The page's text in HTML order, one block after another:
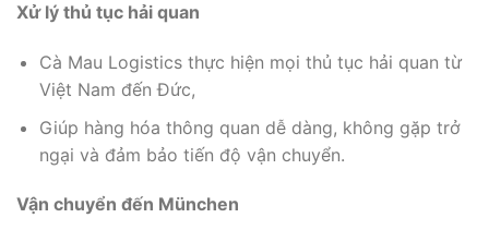
Xử lý thủ tục hải quan
Cà Mau Logistics thực hiện mọi thủ tục hải quan từ
Việt Nam đến Đức,
Giúp hàng hóa thông quan dễ dàng, không gặp trở
ngại và đảm bảo tiến độ vận chuyển.
Vận chuyển đến München